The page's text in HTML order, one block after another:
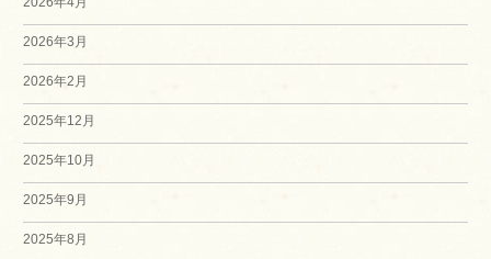
2026年3月
2026年2月
2025年12月
2025年10月
2025年9月
2025年8月